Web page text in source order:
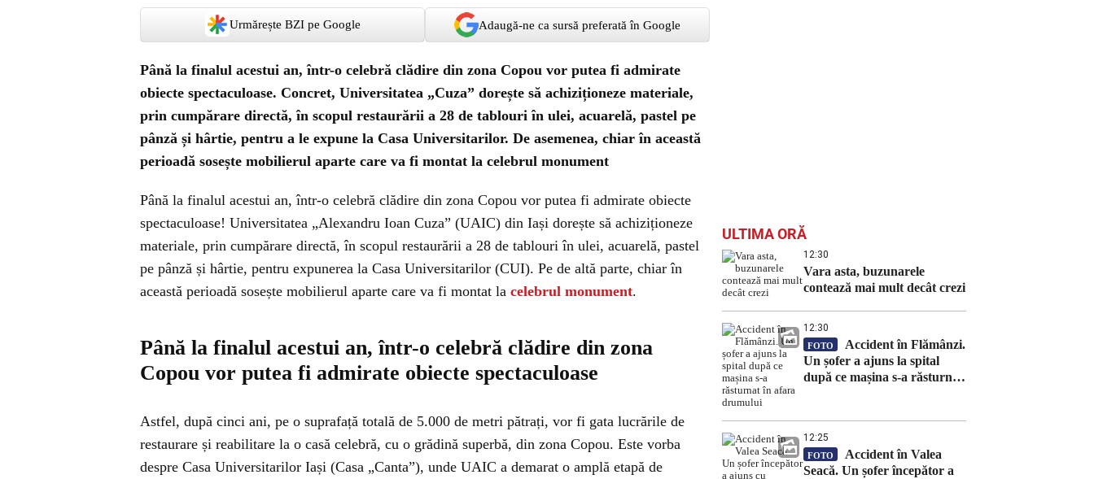
Urmărește BZI pe Google Adaugă-ne ca sursă preferată în Google
Până la finalul acestui an, într-o celebră clădire din zona Copou vor putea fi admirate
obiecte spectaculoase. Concret, Universitatea „Cuza” dorește să achiziționeze materiale,
prin cumpărare directă, în scopul restaurării a 28 de tablouri în ulei, acuarelă, pastel pe
pânză și hârtie, pentru a le expune la Casa Universitarilor. De asemenea, chiar în această
perioadă sosește mobilierul aparte care va fi montat la celebrul monument
Până la finalul acestui an, într-o celebră clădire din zona Copou vor putea fi admirate obiecte
spectaculoase! Universitatea „Alexandru Ioan Cuza” (UAIC) din Iași dorește să achiziționeze
materiale, prin cumpărare directă, în scopul restaurării a 28 de tablouri în ulei, acuarelă, pastel
pe pânză și hârtie, pentru expunerea la Casa Universitarilor (CUI). Pe de altă parte, chiar în
această perioadă sosește mobilierul aparte care va fi montat la celebrul monument.
Până la finalul acestui an, într-o celebră clădire din zona
Copou vor putea fi admirate obiecte spectaculoase
Astfel, după cinci ani, pe o suprafață totală de 5.000 de metri pătrați, vor fi gata lucrările de
restaurare și reabilitare la o casă celebră, cu o grădină superbă, din zona Copou. Este vorba
despre Casa Universitarilor Iași (Casa „Canta”), unde UAIC a demarat o amplă etapă de
ULTIMA ORĂ
12:30
Vara asta, buzunarele
contează mai mult decât crezi
12:30
FOTO
Accident în Flămânzi.
Un șofer a ajuns la spital
după ce mașina s-a răsturnat
12:25
FOTO
Accident în Valea
Seacă. Un șofer începător a